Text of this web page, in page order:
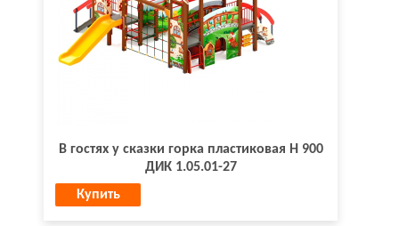
В гостях у сказки горка пластиковая Н 900
ДИК 1.05.01-27
Купить